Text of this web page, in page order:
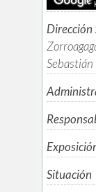
Dirección
Situación